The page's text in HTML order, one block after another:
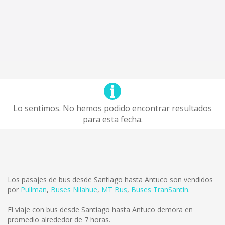
Lo sentimos. No hemos podido encontrar resultados
para esta fecha.
Los pasajes de bus desde Santiago hasta Antuco son vendidos
por Pullman, Buses Nilahue, MT Bus, Buses TranSantin.
El viaje con bus desde Santiago hasta Antuco demora en
promedio alrededor de 7 horas.